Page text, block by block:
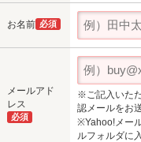
お名前 必須
メールアド
レス
必須
※ご記入いた
認メールをお
※Yahoo!メー
ルフォルダに